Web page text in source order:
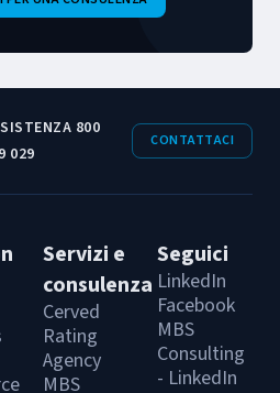
800
029
CONTATTACI
Servizi e
consulenza
Cerved
Rating
Agency
MBS
Seguici
LinkedIn
Facebook
MBS
Consulting
- LinkedIn